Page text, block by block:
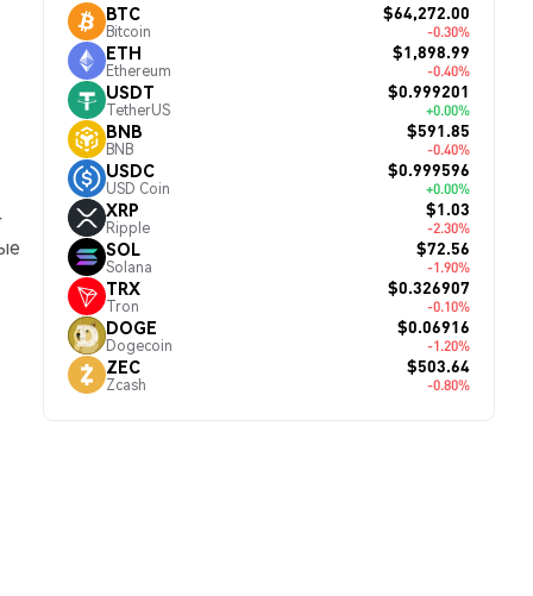
BTC
Bitcoin
$64,272.00
-0.30%
ETH
Ethereum
$1,898.99
-0.40%
USDT
TetherUS
$0.999201
+0.00%
BNB
BNB
$591.85
-0.40%
USDC
USD Coin
$0.999596
+0.00%
XRP
Ripple
$1.03
-2.30%
SOL
Solana
$72.56
-1.90%
TRX
Tron
$0.326907
-0.10%
DOGE
Dogecoin
$0.06916
-1.20%
ZEC
Zcash
$503.64
-0.80%